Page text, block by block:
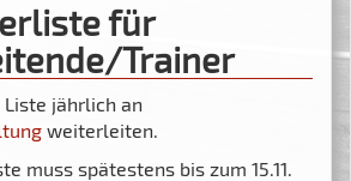
für
Trainer
jährlich an
weiterleiten.
muss spätestens bis zum 15.11.